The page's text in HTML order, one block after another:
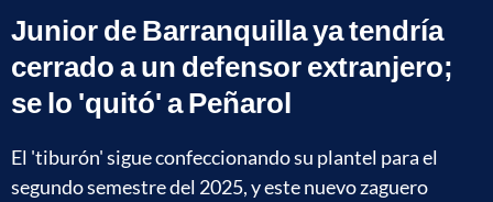
Junior de Barranquilla ya tendría
cerrado a un defensor extranjero;
se lo 'quitó' a Peñarol
El 'tiburón' sigue confeccionando su plantel para el
segundo semestre del 2025, y este nuevo zaguero